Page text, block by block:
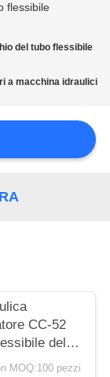
flessibile
del tubo flessibile
a macchina idraulici
CC-52
della
maschio
MOQ:100 pezzi